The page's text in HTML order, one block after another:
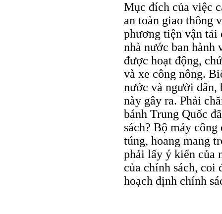
Mục đích của việc
an toàn giao thông
phương tiện vận tải
nhà nước ban hành
được hoạt động,
và xe công nông.
nước và người dân,
này gây ra. Phải
bánh Trung Quốc
sách? Bộ máy
túng, hoang mang
phải lấy ý kiến của
của chính sách, coi
hoạch định chính